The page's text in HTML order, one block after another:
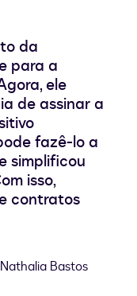
da
para a
ele
de assinar a
fazê-lo a
simplificou
isso,
contratos
Bastos